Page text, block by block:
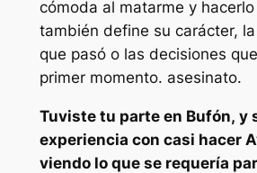
cómoda al matarme y
también define su carácter,
que pasó o las decisiones
primer momento. asesinato.
Tuviste tu parte en Bufón, y
experiencia con casi hacer
viendo lo que se requería